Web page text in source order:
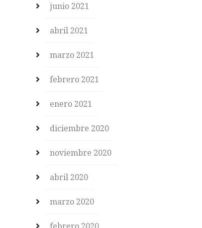
junio 2021
abril 2021
marzo 2021
febrero 2021
enero 2021
diciembre 2020
noviembre 2020
abril 2020
marzo 2020